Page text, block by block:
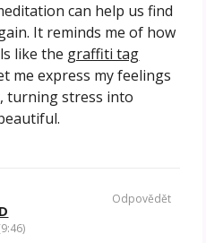
can help us find
It reminds me of how
like the graffiti tag
me express my feelings
turning stress into
Odpovědět